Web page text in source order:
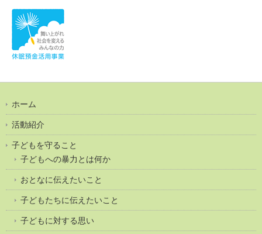
ホーム
活動紹介
子どもを守ること
子どもへの暴力とは何か
おとなに伝えたいこと
子どもたちに伝えたいこと
子どもに対する思い